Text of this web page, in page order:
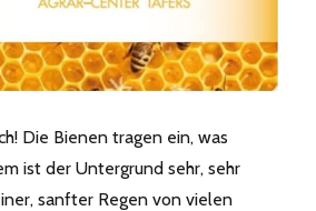
Die Bienen tragen ein, was
ist der Untergrund sehr, sehr
sanfter Regen von vielen